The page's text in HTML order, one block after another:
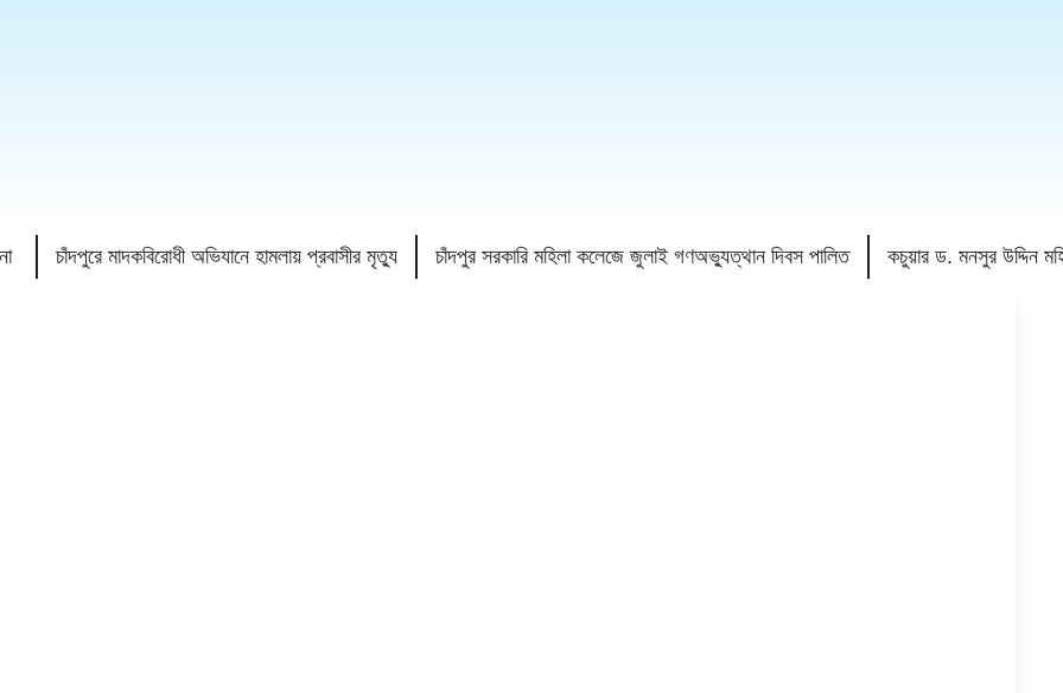
চাঁদপুরে মাদকবিরোধী অভিযানে হামলায় প্রবাসীর মৃত্যু চাঁদপুর সরকারি মহিলা কলেজে জুলাই গণঅভ্যুত্থান দিবস পালিত কচুয়ার ড. মনসুর উদ্দিন